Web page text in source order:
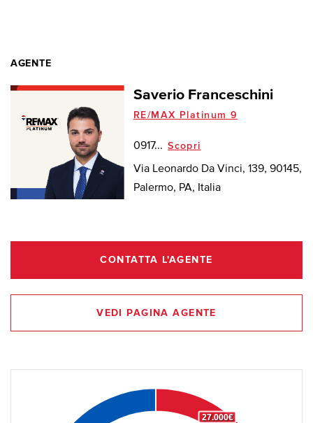
AGENTE
Saverio Franceschini
RE/MAX Platinum 9
0917... Scopri
Via Leonardo Da Vinci, 139, 90145,
Palermo, PA, Italia
CONTATTA L'AGENTE
VEDI PAGINA AGENTE
27.000€